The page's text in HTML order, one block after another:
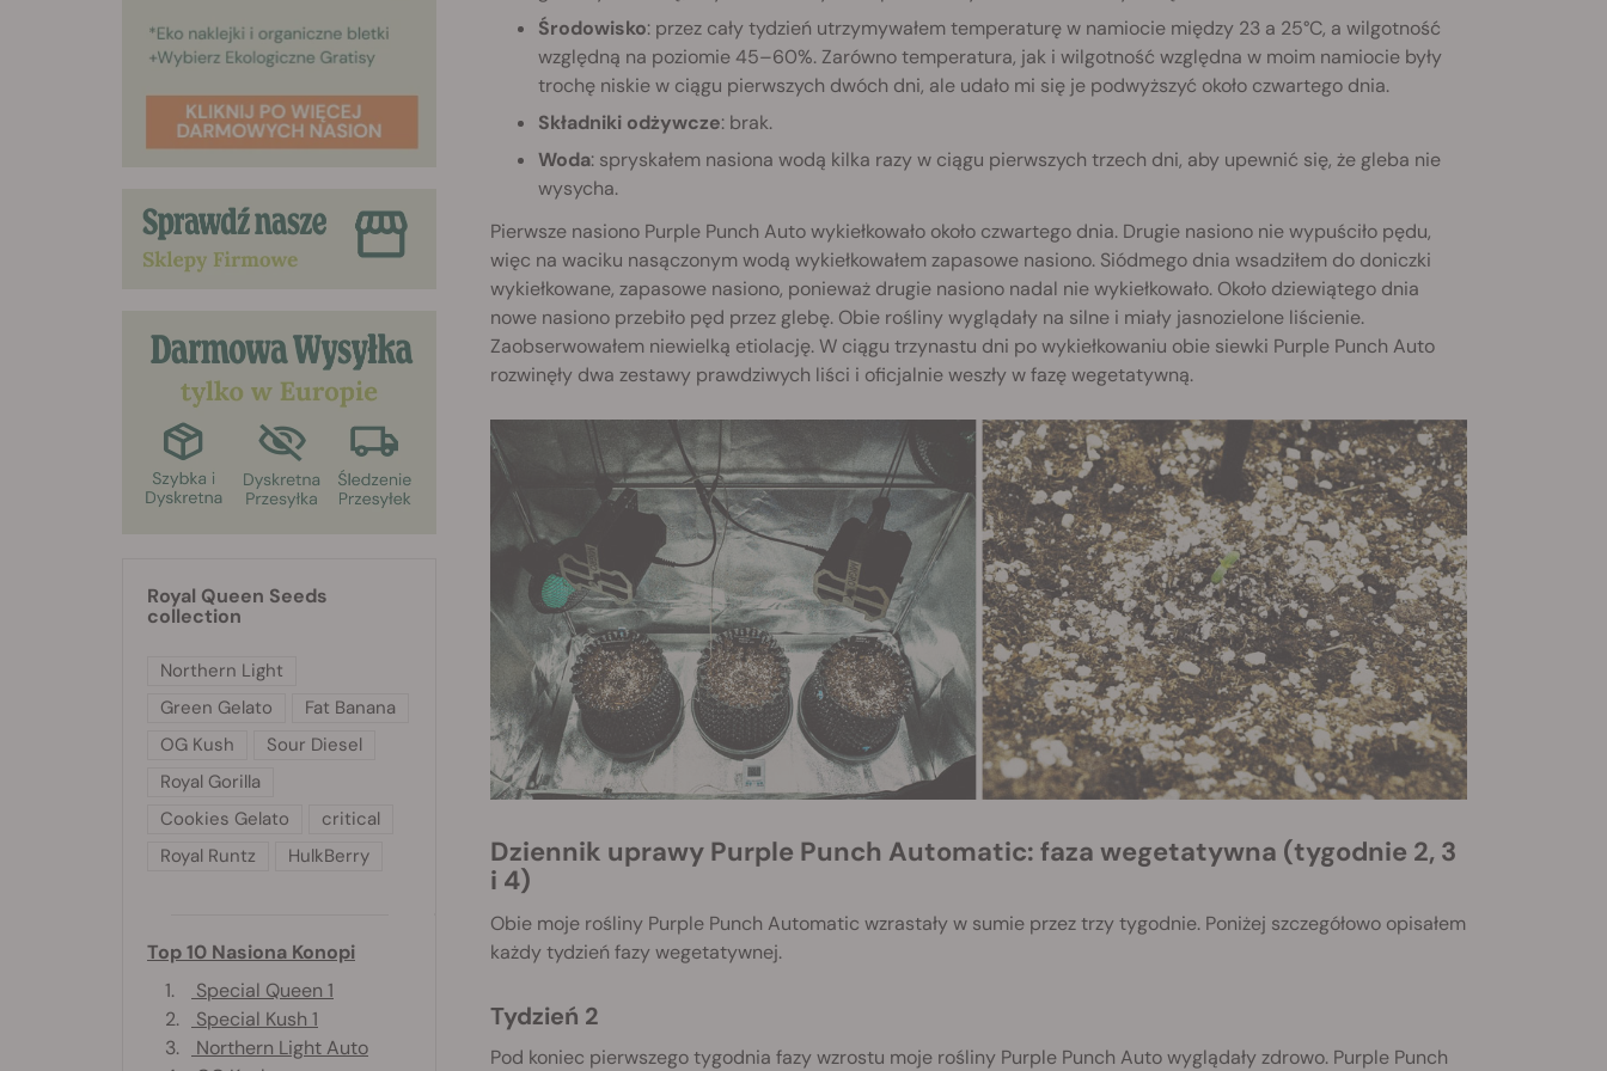
Środowisko: przez cały tydzień utrzymywałem temperaturę w namiocie między 23 a 25°C, a wilgotność
względną na poziomie 45–60%. Zarówno temperatura, jak i wilgotność względna w moim namiocie były
trochę niskie w ciągu pierwszych dwóch dni, ale udało mi się je podwyższyć około czwartego dnia.
Składniki odżywcze: brak.
Woda: spryskałem nasiona wodą kilka razy w ciągu pierwszych trzech dni, aby upewnić się, że gleba nie
wysycha.
Pierwsze nasiono Purple Punch Auto wykiełkowało około czwartego dnia. Drugie nasiono nie wypuściło pędu,
więc na waciku nasączonym wodą wykiełkowałem zapasowe nasiono. Siódmego dnia wsadziłem do doniczki
wykiełkowane, zapasowe nasiono, ponieważ drugie nasiono nadal nie wykiełkowało. Około dziewiątego dnia
nowe nasiono przebiło pęd przez glebę. Obie rośliny wyglądały na silne i miały jasnozielone liścienie.
Zaobserwowałem niewielką etiolację. W ciągu trzynastu dni po wykiełkowaniu obie siewki Purple Punch Auto
rozwinęły dwa zestawy prawdziwych liści i oficjalnie weszły w fazę wegetatywną.
Dziennik uprawy Purple Punch Automatic: faza wegetatywna (tygodnie 2, 3
i 4)
Obie moje rośliny Purple Punch Automatic wzrastały w sumie przez trzy tygodnie. Poniżej szczegółowo opisałem
każdy tydzień fazy wegetatywnej.
Tydzień 2
Pod koniec pierwszego tygodnia fazy wzrostu moje rośliny Purple Punch Auto wyglądały zdrowo. Purple Punch
Royal Queen Seeds
collection
Northern Light
Green Gelato
Fat Banana
OG Kush
Sour Diesel
Royal Gorilla
Cookies Gelato
critical
Royal Runtz
HulkBerry
Top 10 Nasiona Konopi
1.
Special Queen 1
2.
Special Kush 1
3.
Northern Light Auto